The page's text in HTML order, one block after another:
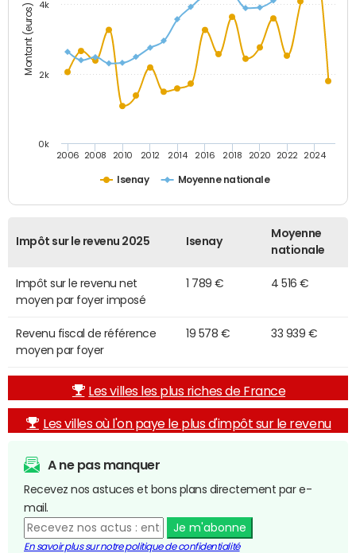
Montant (euros)
Isenay Moyenne nationale
2006 2008 2010 2012 2014 2016 2018 2020 2022 2024
0k
2k
4k
Impôt sur le revenu 2025 Isenay
Moyenne
nationale
Impôt sur le revenu net
moyen par foyer imposé
1 789 € 4 516 €
Revenu fiscal de référence
moyen par foyer
19 578 € 33 939 €
Les villes les plus riches de France
Les villes où l'on paye le plus d'impôt sur le revenu
A ne pas manquer
Recevez nos astuces et bons plans directement par e-
mail.
Je m'abonne
En savoir plus sur notre politique de confidentialité